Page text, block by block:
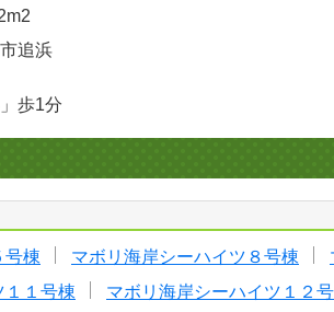
2
追浜
歩1分
号棟 マボリ海岸シーハイツ８号棟
１１号棟
マボリ海岸シーハイツ１２